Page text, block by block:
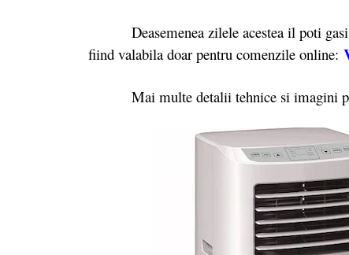
Deasemenea zilele acestea il poti
fiind valabila doar pentru comenzile online:
Mai multe detalii tehnice si imagini